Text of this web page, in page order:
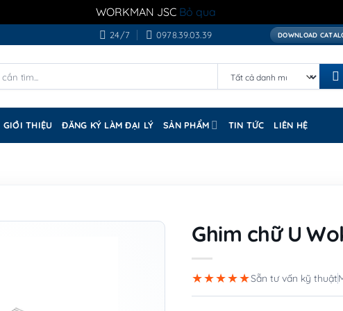
WORKMAN JSC Bỏ qua
24/7 0978.39.03.39 DOWNLOAD
GIỚI THIỆU ĐĂNG KÝ LÀM ĐẠI LÝ SẢN PHẨM TIN TỨC LIÊN HỆ
Ghim chữ U
★★★★★Sẵn tư vấn kỹ thuật